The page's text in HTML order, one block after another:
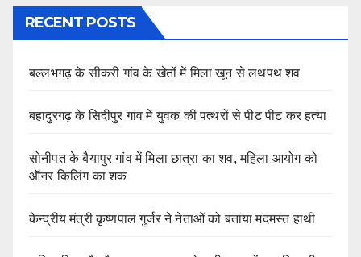
RECENT POSTS
बल्लभगढ़ के सीकरी गांव के खेतों में मिला खून से लथपथ शव
बहादुरगढ़ के सिदीपुर गांव में युवक की पत्थरों से पीट पीट कर हत्या
सोनीपत के बैयापुर गांव में मिला छात्रा का शव, महिला आयोग को
ऑनर किलिंग का शक
केन्द्रीय मंत्री कृष्णपाल गुर्जर ने नेताओं को बताया मदमस्त हाथी